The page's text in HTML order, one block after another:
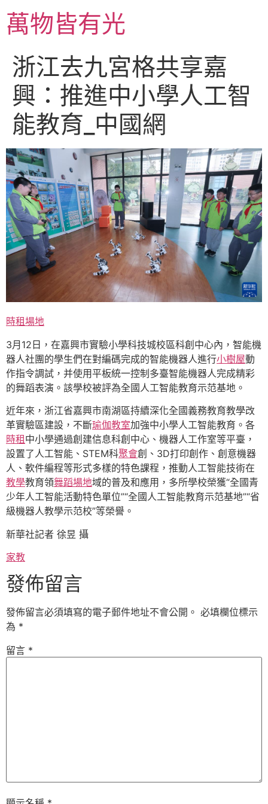
主萬物皆有光
浙江去九宮格共享嘉
興：推進中小學人工智
能教育_中國網
時租場地
3月12日，在嘉興市實驗小學科技城校區科創中心內，智能機
器人社團的學生們在對編碼完成的智能機器人進行小樹屋動
作指令調試，并使用平板統一控制多臺智能機器人完成精彩
的舞蹈表演。該學校被評為全國人工智能教育示范基地。
近年來，浙江省嘉興市南湖區持續深化全國義務教育教學改
革實驗區建設，不斷瑜伽教室加強中小學人工智能教育。各
時租 中小學通過創建信息科創中心、機器人工作室等平臺，
設置了人工智能、STEM科聚會創、3D打印創作、創意機器
人、軟件編程等形式多樣的特色課程，推動人工智能技術在
教學教育領舞蹈場地域的普及和應用，多所學校榮獲“全國青
少年人工智能活動特色單位”“全國人工智能教育示范基地”“省
級機器人教學示范校”等榮譽。
新華社記者 徐昱 攝
家教
發佈留言
發佈留言必須填寫的電子郵件地址不會公開。 必填欄位標示
為 *
留言 *